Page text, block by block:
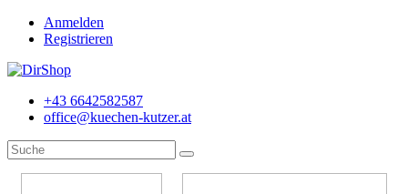
Anmelden
Registrieren
+43 6642582587
office@kuechen-kutzer.at